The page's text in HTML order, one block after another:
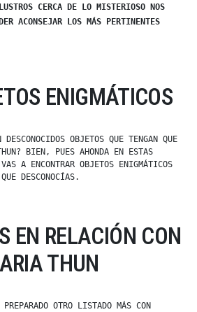
CERCA DE LO MISTERIOSO NOS
ACONSEJAR LOS MÁS PERTINENTES
ENIGMÁTICOS
OBJETOS QUE TENGAN QUE
BIEN, PUES AHONDA EN ESTAS
A ENCONTRAR OBJETOS ENIGMÁTICOS
QUE DESCONOCÍAS.
EN RELACIÓN CON
THUN
PREPARADO OTRO LISTADO MÁS CON